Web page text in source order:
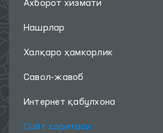
Ахборот хизмати
Нашрлар
Халқаро ҳамкорлик
Савол-жавоб
Интернет қабулхона
Сайт харитаси